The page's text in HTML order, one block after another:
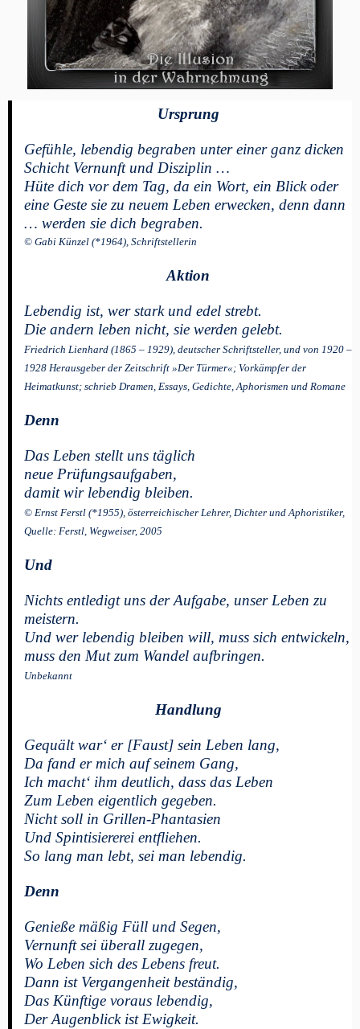
Ursprung
Gefühle, lebendig begraben unter einer ganz dicken
Schicht Vernunft und Disziplin …
Hüte dich vor dem Tag, da ein Wort, ein Blick oder
eine Geste sie zu neuem Leben erwecken, denn dann
… werden sie dich begraben.
© Gabi Künzel (*1964), Schriftstellerin
Aktion
Lebendig ist, wer stark und edel strebt.
Die andern leben nicht, sie werden gelebt.
Friedrich Lienhard (1865 – 1929), deutscher Schriftsteller, und von 1920 –
1928 Herausgeber der Zeitschrift »Der Türmer«; Vorkämpfer der
Heimatkunst; schrieb Dramen, Essays, Gedichte, Aphorismen und Romane
Denn
Das Leben stellt uns täglich
neue Prüfungsaufgaben,
damit wir lebendig bleiben.
© Ernst Ferstl (*1955), österreichischer Lehrer, Dichter und Aphoristiker,
Quelle: Ferstl, Wegweiser, 2005
Und
Nichts entledigt uns der Aufgabe, unser Leben zu
meistern.
Und wer lebendig bleiben will, muss sich entwickeln,
muss den Mut zum Wandel aufbringen.
Unbekannt
Handlung
Gequält war‘ er [Faust] sein Leben lang,
Da fand er mich auf seinem Gang,
Ich macht‘ ihm deutlich, dass das Leben
Zum Leben eigentlich gegeben.
Nicht soll in Grillen-Phantasien
Und Spintisiererei entfliehen.
So lang man lebt, sei man lebendig.
Denn
Genieße mäßig Füll und Segen,
Vernunft sei überall zugegen,
Wo Leben sich des Lebens freut.
Dann ist Vergangenheit beständig,
Das Künftige voraus lebendig,
Der Augenblick ist Ewigkeit.